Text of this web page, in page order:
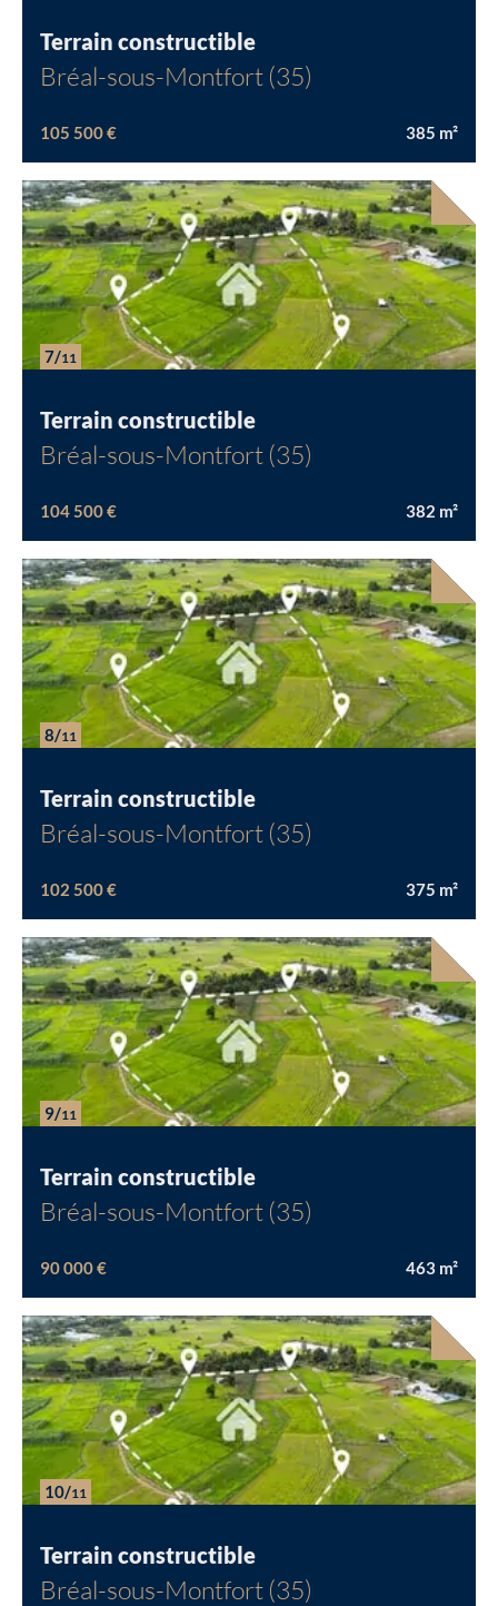
Terrain constructible
Bréal-sous-Montfort (35)
105 500 € 385 m²
7/11
Terrain constructible
Bréal-sous-Montfort (35)
104 500 € 382 m²
8/11
Terrain constructible
Bréal-sous-Montfort (35)
102 500 € 375 m²
9/11
Terrain constructible
Bréal-sous-Montfort (35)
90 000 € 463 m²
10/11
Terrain constructible
Bréal-sous-Montfort (35)